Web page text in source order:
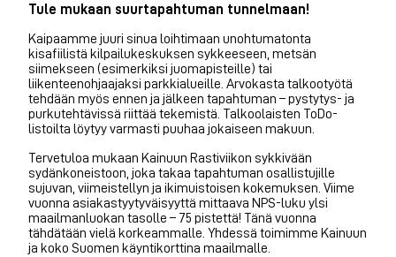
Tule mukaan suurtapahtuman tunnelmaan!
Kaipaamme juuri sinua loihtimaan unohtumatonta
kisafiilistä kilpailukeskuksen sykkeeseen, metsän
siimekseen (esimerkiksi juomapisteille) tai
liikenteenohjaajaksi parkkialueille. Arvokasta talkootyötä
tehdään myös ennen ja jälkeen tapahtuman – pystytys- ja
purkutehtävissä riittää tekemistä. Talkoolaisten ToDo-
listoilta löytyy varmasti puuhaa jokaiseen makuun.
Tervetuloa mukaan Kainuun Rastiviikon sykkivään
sydänkoneistoon, joka takaa tapahtuman osallistujille
sujuvan, viimeistellyn ja ikimuistoisen kokemuksen. Viime
vuonna asiakastyytyväisyyttä mittaava NPS-luku ylsi
maailmanluokan tasolle – 75 pistettä! Tänä vuonna
tähdätään vielä korkeammalle. Yhdessä toimimme Kainuun
ja koko Suomen käyntikorttina maailmalle.